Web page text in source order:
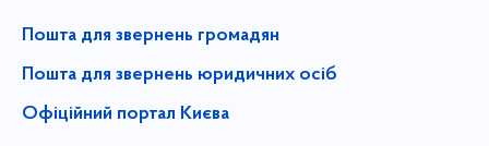
Пошта для звернень громадян
Пошта для звернень юридичних осіб
Офіційний портал Києва